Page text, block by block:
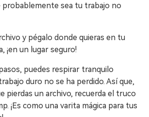
probablemente sea tu trabajo no
y pégalo donde quieras en tu
¡en un lugar seguro!
puedes respirar tranquilo
duro no se ha perdido. Así que,
pierdas un archivo, recuerda el truco
¡Es como una varita mágica para tus